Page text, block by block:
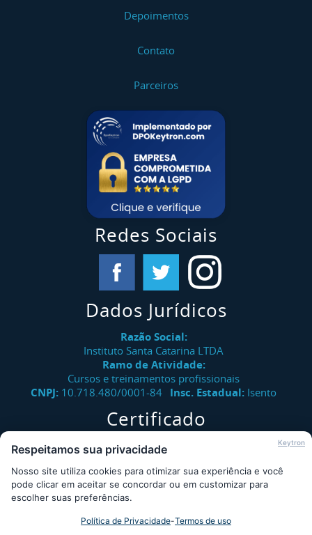
Depoimentos
Contato
Parceiros
Redes Sociais
Dados Jurídicos
Razão Social:
Instituto Santa Catarina LTDA
Ramo de Atividade:
Cursos e treinamentos profissionais
CNPJ: 10.718.480/0001-84 Insc. Estadual: Isento
Certificado
Verifique a autenticidade de certificados emitidos pelo
Instituto Santa Catarina.
Consultar
Keytron
Respeitamos sua privacidade
Nosso site utiliza cookies para otimizar sua experiência e você
pode clicar em aceitar se concordar ou em customizar para
escolher suas preferências.
Política de Privacidade-Termos de uso